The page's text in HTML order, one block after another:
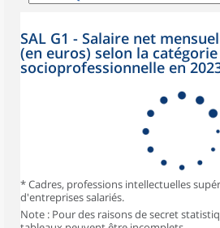
SAL G1 - Salaire net
(en euros) selon la catégorie
socioprofessionnelle en
* Cadres, professions intellectuelles
d'entreprises salariés.
Note : Pour des raisons de secret